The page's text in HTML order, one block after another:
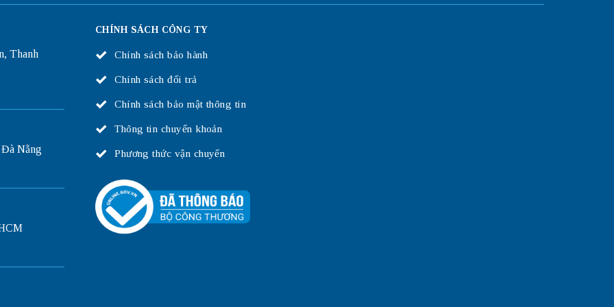
Thanh
Đà Nẵng
CHÍNH SÁCH CÔNG TY
Chính sách bảo hành
Chính sách đổi trả
Chính sách bảo mật thông tin
Thông tin chuyển khoản
Phương thức vận chuyển